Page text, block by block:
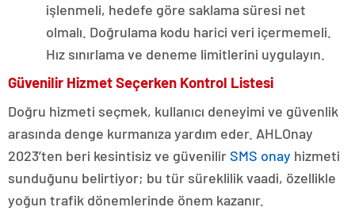
işlenmeli, hedefe göre saklama süresi net
olmalı. Doğrulama kodu harici veri içermemeli.
Hız sınırlama ve deneme limitlerini uygulayın.
Güvenilir Hizmet Seçerken Kontrol Listesi
Doğru hizmeti seçmek, kullanıcı deneyimi ve güvenlik
arasında denge kurmanıza yardım eder. AHLOnay
2023’ten beri kesintisiz ve güvenilirSMS onay hizmeti
sunduğunu belirtiyor; bu tür süreklilik vaadi, özellikle
yoğun trafik dönemlerinde önem kazanır.